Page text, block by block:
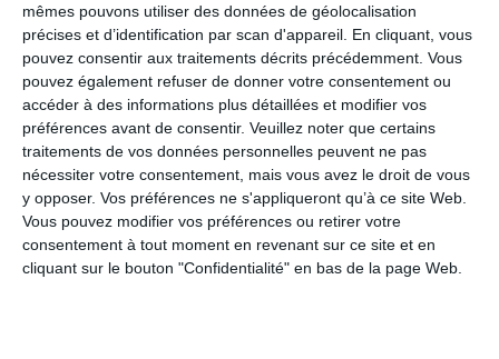
mêmes pouvons utiliser des données de géolocalisation
précises et d’identification par scan d'appareil. En cliquant, vous
pouvez consentir aux traitements décrits précédemment. Vous
pouvez également refuser de donner votre consentement ou
accéder à des informations plus détaillées et modifier vos
préférences avant de consentir. Veuillez noter que certains
traitements de vos données personnelles peuvent ne pas
nécessiter votre consentement, mais vous avez le droit de vous
y opposer. Vos préférences ne s'appliqueront qu’à ce site Web.
Vous pouvez modifier vos préférences ou retirer votre
consentement à tout moment en revenant sur ce site et en
cliquant sur le bouton "Confidentialité" en bas de la page Web.
Selle
Fizik Vento Argo X5 140mm
Frein avant
Sram Rival AXS HRD, étrier 2 pièces, disque
Paceline 160mm Centerlock, plaquettes